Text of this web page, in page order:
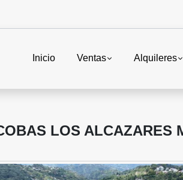
Inicio Ventas Alquileres
LOS ALCAZARES